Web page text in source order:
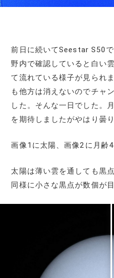
前日に続いてSeestar S50
野内で確認していると白い
て流れている様子が見られ
も他方は消えないのでチャ
した。そんな一日でした。
を期待しましたがやはり曇り
画像1に太陽、画像2に月齢
太陽は薄い雲を通しても黒
同様に小さな黒点が数個が